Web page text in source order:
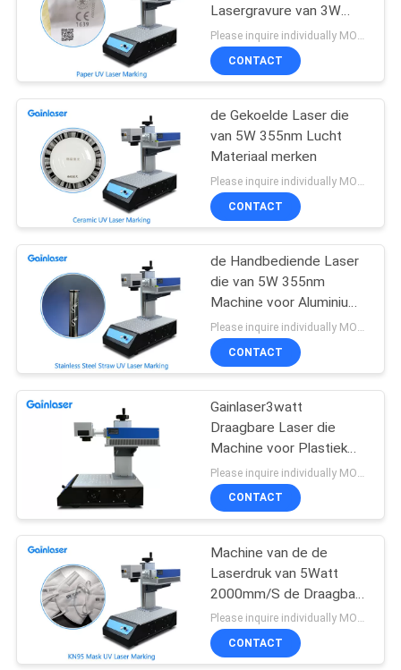
Plastic Laser die
Machine merken
12
Glaslaser die
Machine merken
21
Leerlaser die
Machine merken
Lasergravure van 3W
355nm Draagbare
Please inquire individually MOQ:1
CONTACT
de Gekoelde Laser die
van 5W 355nm Lucht
Materiaal merken
CONTACT
de Handbediende Laser
die van 5W 355nm
Machine voor Aluminium
merken
CONTACT
Gainlaser3watt
Draagbare Laser die
Machine voor Plastiek
merken
CONTACT
Machine van de de
Laserdruk van 5Watt
2000mm/S de Draagbare
voor Hout
Please inquire individually MOQ:1
CONTACT